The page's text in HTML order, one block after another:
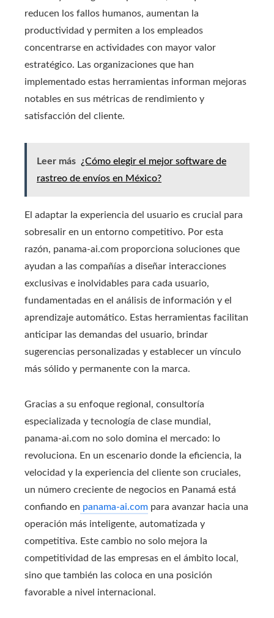
reducen los fallos humanos, aumentan la
productividad y permiten a los empleados
concentrarse en actividades con mayor valor
estratégico. Las organizaciones que han
implementado estas herramientas informan mejoras
notables en sus métricas de rendimiento y
satisfacción del cliente.
Leer más ¿Cómo elegir el mejor software de
rastreo de envíos en México?
El adaptar la experiencia del usuario es crucial para
sobresalir en un entorno competitivo. Por esta
razón, panama-ai.com proporciona soluciones que
ayudan a las compañías a diseñar interacciones
exclusivas e inolvidables para cada usuario,
fundamentadas en el análisis de información y el
aprendizaje automático. Estas herramientas facilitan
anticipar las demandas del usuario, brindar
sugerencias personalizadas y establecer un vínculo
más sólido y permanente con la marca.
Gracias a su enfoque regional, consultoría
especializada y tecnología de clase mundial,
panama-ai.com no solo domina el mercado: lo
revoluciona. En un escenario donde la eficiencia, la
velocidad y la experiencia del cliente son cruciales,
un número creciente de negocios en Panamá está
confiando en panama-ai.com para avanzar hacia una
operación más inteligente, automatizada y
competitiva. Este cambio no solo mejora la
competitividad de las empresas en el ámbito local,
sino que también las coloca en una posición
favorable a nivel internacional.